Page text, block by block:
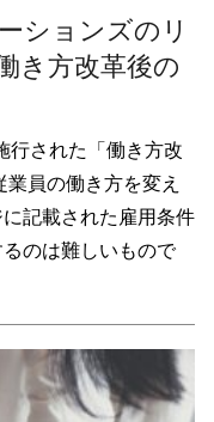
ションズのリ
き方改革後の
行された「働き方改
員の働き方を変え
記載された雇用条件
のは難しいもので